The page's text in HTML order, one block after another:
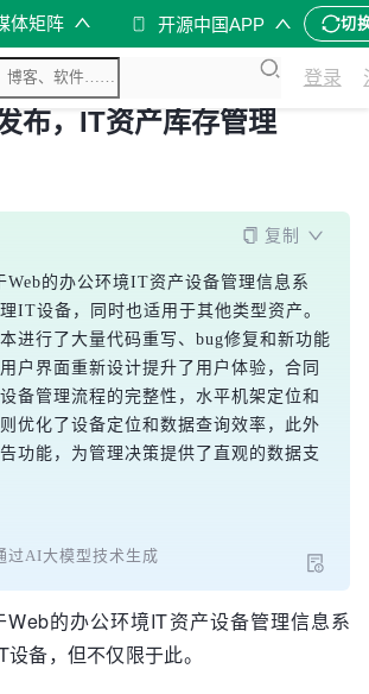
体矩阵 开源中国APP 切
登录
布，IT资产库存管理
复制
的办公环境IT资产设备管理信息系
IT设备，同时也适用于其他类型资产。
进行了大量代码重写、bug修复和新功能
户界面重新设计提升了用户体验，合同
备管理流程的完整性，水平机架定位和
优化了设备定位和数据查询效率，此外
功能，为管理决策提供了直观的数据支
过AI大模型技术生成
Web的办公环境IT资产设备管理信息系
备，但不仅限于此。